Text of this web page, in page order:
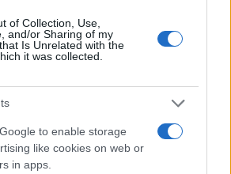
of Collection, Use,
and/or Sharing of my
Is Unrelated with the
it was collected.
to enable storage
like cookies on web or
in apps.
με τη γεωλογία
ρέμα άλλαξε πορεία κατά τη
και ξηρής κλιματικής φάσης,
πριν, λέει ο συν-συγγραφέας
στο Καθολικό